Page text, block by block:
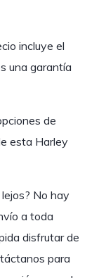
incluye el
una garantía
de
esta Harley
No hay
a toda
disfrutar de
para